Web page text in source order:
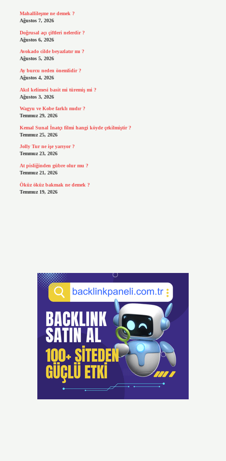
Mahallileşme ne demek ?
Ağustos 7, 2026
Doğrusal açı çiftleri nelerdir ?
Ağustos 6, 2026
Avokado cilde beyazlatır mı ?
Ağustos 5, 2026
Ay burcu neden önemlidir ?
Ağustos 4, 2026
Akıl kelimesi basit mi türemiş mi ?
Ağustos 3, 2026
Wagyu ve Kobe farklı mıdır ?
Temmuz 29, 2026
Kemal Sunal İnatçı filmi hangi köyde çekilmiştir ?
Temmuz 25, 2026
Jolly Tur ne işe yarıyor ?
Temmuz 23, 2026
At pisliğinden gübre olur mu ?
Temmuz 21, 2026
Öküz öküz bakmak ne demek ?
Temmuz 19, 2026